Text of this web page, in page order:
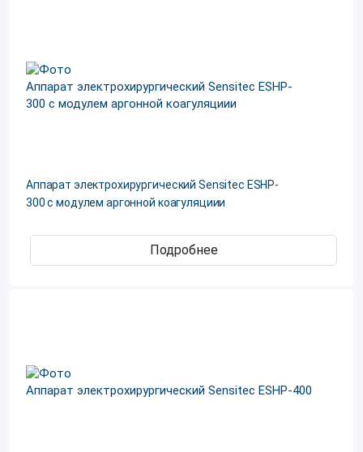
Аппарат электрохирургический Sensitec ESHP-
300 с модулем аргонной коагуляциии
Подробнее